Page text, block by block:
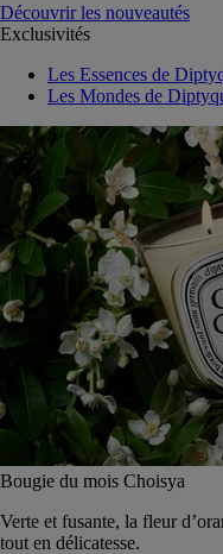
Découvrir les nouveautés
Exclusivités
Les Essences de
Les Mondes de
Bougie du mois Choisya
Verte et fusante, la fleur
tout en délicatesse.